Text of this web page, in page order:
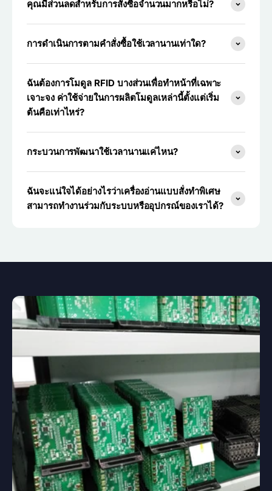
คุณมีส่วนลดสำหรับการสั่งซื้อจำนวนมากหรือไม่?
การดำเนินการตามคำสั่งซื้อใช้เวลานานเท่าใด?
ฉันต้องการโมดูล RFID บางส่วนเพื่อทำหน้าที่เฉพาะ
เจาะจง ค่าใช้จ่ายในการผลิตโมดูลเหล่านี้ตั้งแต่เริ่ม
ต้นคือเท่าไหร่?
กระบวนการพัฒนาใช้เวลานานแค่ไหน?
ฉันจะแน่ใจได้อย่างไรว่าเครื่องอ่านแบบสั่งทำพิเศษ
สามารถทำงานร่วมกับระบบหรืออุปกรณ์ของเราได้?